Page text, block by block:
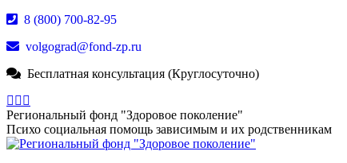
Перейти
содержанию
8 (800) 700-82-95
volgograd@fond-zp.ru
Бесплатная консультация (Круглосуточно)
Страница
Whatsapp
открывается
в
Страница
Телеграм
открывается
в
YouTube
открывается
в
Региональный фонд "Здоровое поколение"
Психо социальная помощь зависимым и их родственникам